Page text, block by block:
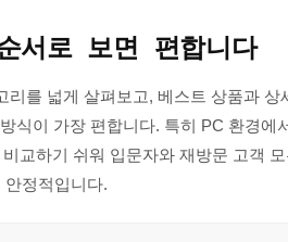
서로 보면 편합니다
를 넓게 살펴보고, 베스트 상품과 상
식이 가장 편합니다. 특히 PC 환경에
교하기 쉬워 입문자와 재방문 고객 모
안정적입니다.